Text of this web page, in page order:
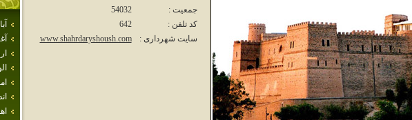
جمعیت :
54032
کد تلفن :
642
سایت شهرداری :
www.shahrdaryshoush.com